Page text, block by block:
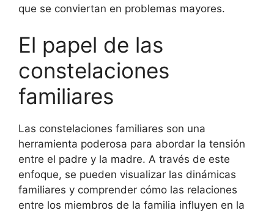
que se conviertan en problemas mayores.
El papel de las
constelaciones
familiares
Las constelaciones familiares son una
herramienta poderosa para abordar la tensión
entre el padre y la madre. A través de este
enfoque, se pueden visualizar las dinámicas
familiares y comprender cómo las relaciones
entre los miembros de la familia influyen en la